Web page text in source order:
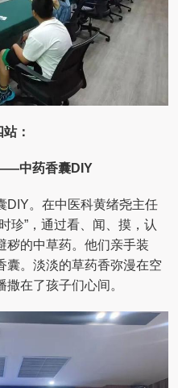
：
中药香囊DIY
DIY。在中医科黄绪尧主任
珍”，通过看、闻、摸，认
秽的中草药。他们亲手装
囊。淡淡的草药香弥漫在空
在了孩子们心间。